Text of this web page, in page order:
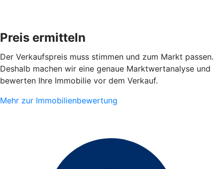
Preis ermitteln
Der Verkaufspreis muss stimmen und zum Markt passen.
Deshalb machen wir eine genaue Marktwertanalyse und
bewerten Ihre Immobilie vor dem Verkauf.
Mehr zur Immobilienbewertung